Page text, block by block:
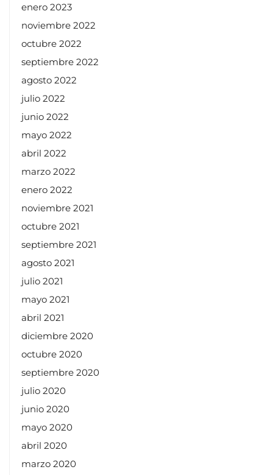
enero 2023
noviembre 2022
octubre 2022
septiembre 2022
agosto 2022
julio 2022
junio 2022
mayo 2022
abril 2022
marzo 2022
enero 2022
noviembre 2021
octubre 2021
septiembre 2021
agosto 2021
julio 2021
mayo 2021
abril 2021
diciembre 2020
octubre 2020
septiembre 2020
julio 2020
junio 2020
mayo 2020
abril 2020
marzo 2020